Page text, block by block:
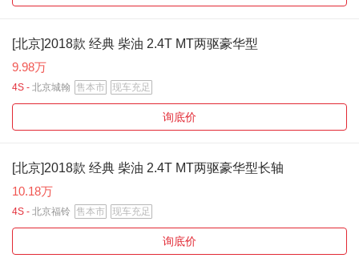
[北京]2018款 经典 柴油 2.4T MT两驱豪华型
9.98万
4S - 北京城翰 售本市 现车充足
询底价
[北京]2018款 经典 柴油 2.4T MT两驱豪华型长轴
10.18万
4S - 北京福铃 售本市 现车充足
询底价